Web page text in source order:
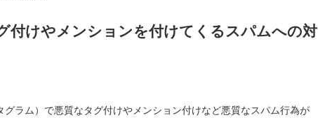
付けやメンションを付けてくるスパムへの対
ラム）で悪質なタグ付けやメンション付けなど悪質なスパム行為が